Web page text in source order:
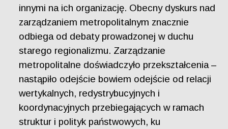
innymi na ich organizację. Obecny dyskurs nad
zarządzaniem metropolitalnym znacznie
odbiega od debaty prowadzonej w duchu
starego regionalizmu. Zarządzanie
metropolitalne doświadczyło przekształcenia –
nastąpiło odejście bowiem odejście od relacji
wertykalnych, redystrybucyjnych i
koordynacyjnych przebiegających w ramach
struktur i polityk państwowych, ku